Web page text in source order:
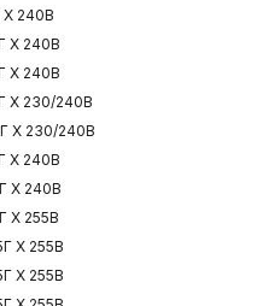
X 240В
X 240В
X 240В
X 230/240В
X 230/240В
X 240В
X 240В
X 255В
X 255В
X 255В